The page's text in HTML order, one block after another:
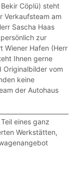
Cöplü) steht
Verkaufsteam am
Sascha Haas
zur
Wiener Hafen (Herr
Ihnen gerne
Originalbilder vom
keine
der Autohaus
eines ganz
Werkstätten,